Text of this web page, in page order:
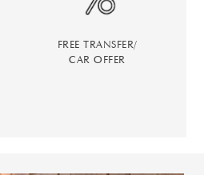
FREE TRANSFER/
CAR OFFER